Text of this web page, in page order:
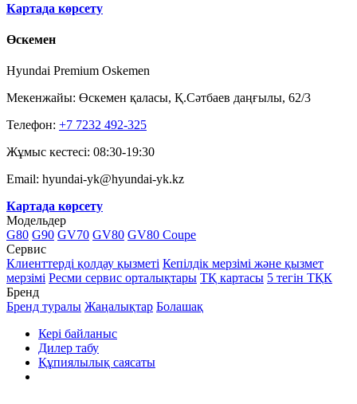
Картада көрсету
Өскемен
Hyundai Premium Oskemen
Мекенжайы: Өскемен қаласы, Қ.Сәтбаев даңғылы, 62/3
Телефон: +7 7232 492-325
Жұмыс кестесі: 08:30-19:30
Email: hyundai-yk@hyundai-yk.kz
Картада көрсету
Модельдер
G80 G90 GV70 GV80 GV80 Coupe
Сервис
Клиенттерді қолдау қызметі Кепілдік мерзімі және қызмет
мерзімі Ресми сервис орталықтары ТҚ картасы 5 тегін ТҚК
Бренд
Бренд туралы Жаңалықтар Болашақ
Кері байланыс
Дилер табу
Құпиялылық саясаты